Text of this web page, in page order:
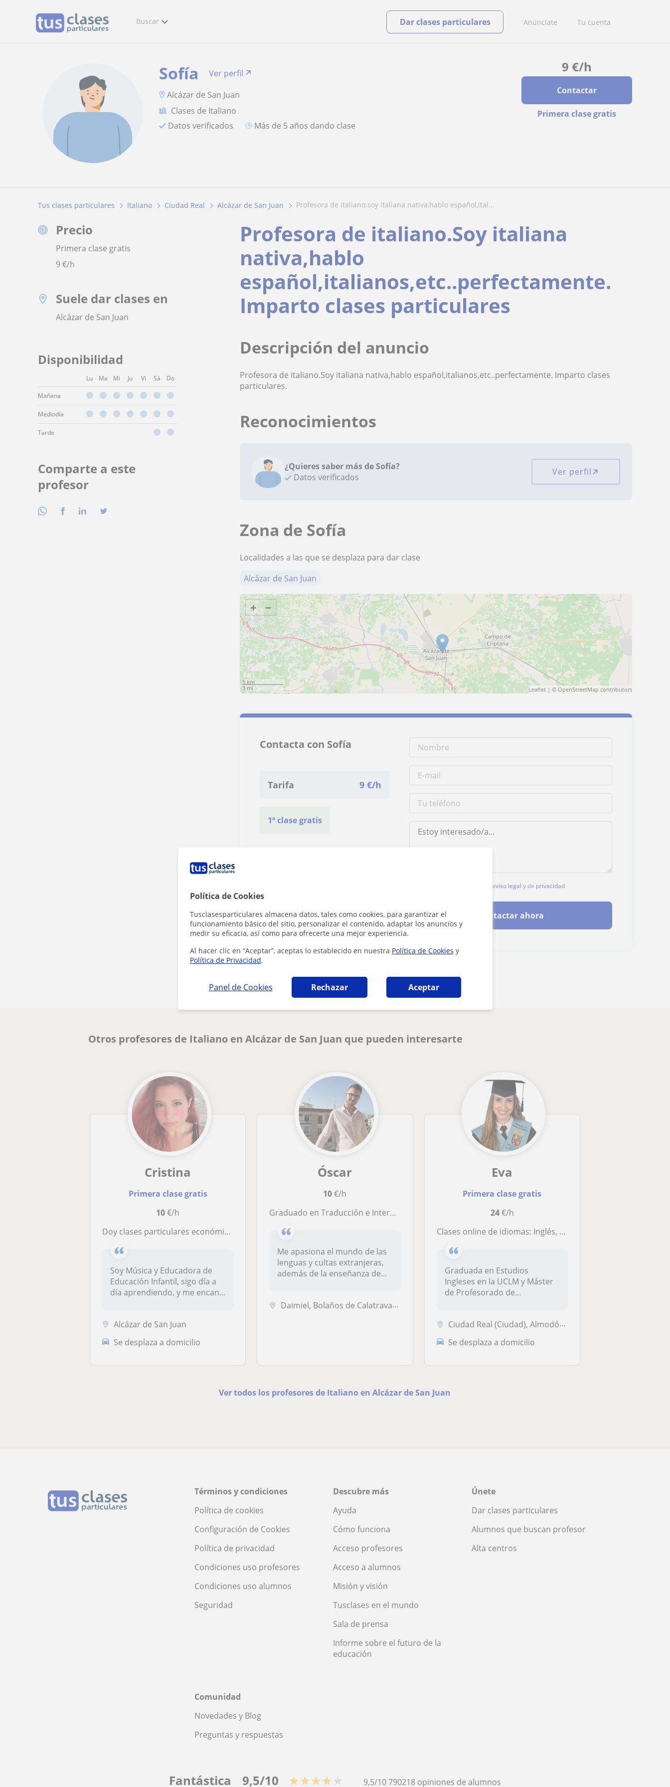
Política de Cookies
Tusclasesparticulares almacena datos, tales como cookies, para garantizar el
funcionamiento básico del sitio, personalizar el contenido, adaptar los anuncios y
medir su eficacia, así como para ofrecerte una mejor experiencia.
Al hacer clic en “Aceptar”, aceptas lo establecido en nuestra Política de Cookies y
Política de Privacidad.
Panel de Cookies Rechazar Aceptar
Buscar Anúnciate Tu cuenta
Dar clases particulares
9 €/h
Contactar
Primera clase gratis
Sofía
Ver perfil
Alcázar de San Juan
Clases de Italiano
Datos verificados
más de 5 años dando clase
Tus clases particulares Italiano Ciudad Real Alcázar de San Juan profesora de italiano.soy italiana nativa,hablo español,ital...
Precio
Primera clase gratis
9€/h
Suele dar clases en
Alcázar de San Juan
Disponibilidad
Lu Ma Mi Ju Vi Sá Do
Mañana
Mediodía
Tarde
Comparte a este
profesor
Profesora de italiano.Soy italiana
nativa,hablo
español,italianos,etc..perfectamente.
Imparto clases particulares
Descripción del anuncio
Profesora de italiano.Soy italiana nativa,hablo español,italianos,etc..perfectamente. Imparto clases
particulares.
Reconocimientos
¿Quieres saber más de Sofía?
Datos verificados
Ver perfil
Zona de Sofía
Localidades a las que se desplaza para dar clase
Alcázar de San Juan
+ −
5 km
3 mi
Leaflet| © OpenStreetMap contributors
Contacta con Sofía
Tarifa 9 €/h
1ª clase gratis
aviso legal y de privacidad
Contactar ahora
¿Hay algún error en este perfil?
Otros profesores de Italiano en Alcázar de San Juan que pueden interesarte
Cristina
Primera clase gratis
10€/h
Doy clases particulares económicas desde infantil a bachillerato (humanidades y ciencias sociales)
Soy Música y Educadora de
Educación Infantil, sigo día a
día aprendiendo, y me encan...
Alcázar de San Juan
Se desplaza a domicilio
Óscar
10€/h
Graduado en Traducción e Interpretación (EN, IT) y Filología Hispánica da clases de Inglés, Italiano y Lengua Castellana.
Me apasiona el mundo de las
lenguas y cultas extranjeras,
además de la enseñanza de...
Daimiel, Bolaños de Calatrava, Carrión de Calatrava, Torralba de Calat...
Eva
Primera clase gratis
24€/h
Clases online de idiomas: Inglés, Español, Francés e Italiano
Graduada en Estudios
Ingleses en la UCLM y Máster
de Profesorado de
Ciudad Real (Ciudad), Almodóvar del Campo, Ciudad Real Capital, Miguelturra
Se desplaza a domicilio
Ver todos los profesores de Italiano en Alcázar de San Juan
Términos y condiciones
Política de cookies
Configuración de Cookies
Política de privacidad
Condiciones uso profesores
Condiciones uso alumnos
Seguridad
Descubre más
Ayuda
Cómo funciona
Acceso profesores
Acceso a alumnos
Misión y visión
Tusclases en el mundo
Sala de prensa
Informe sobre el futuro de la
educación
Únete
Dar clases particulares
Alumnos que buscan profesor
Alta centros
Comunidad
Novedades y Blog
Preguntas y respuestas
Fantástica 9,5/10 ★★★★★ 9,5/10790218 opiniones de alumnos